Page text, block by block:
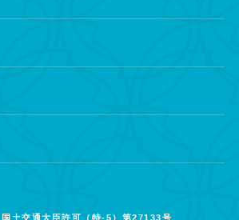
土交通大臣許可（特-5）第27133号